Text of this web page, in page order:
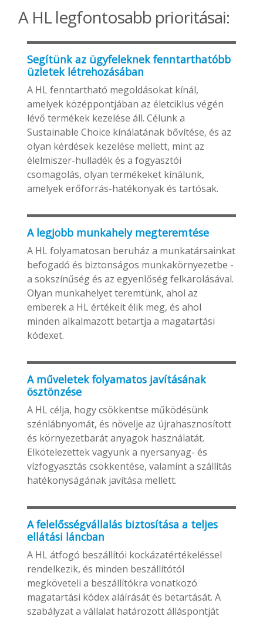
A HL legfontosabb prioritásai:
Segítünk az ügyfeleknek fenntarthatóbb
üzletek létrehozásában
A HL fenntartható megoldásokat kínál,
amelyek középpontjában az életciklus végén
lévő termékek kezelése áll. Célunk a
Sustainable Choice kínálatának bővítése, és az
olyan kérdések kezelése mellett, mint az
élelmiszer-hulladék és a fogyasztói
csomagolás, olyan termékeket kínálunk,
amelyek erőforrás-hatékonyak és tartósak.
A legjobb munkahely megteremtése
A HL folyamatosan beruház a munkatársainkat
befogadó és biztonságos munkakörnyezetbe -
a sokszínűség és az egyenlőség felkarolásával.
Olyan munkahelyet teremtünk, ahol az
emberek a HL értékeit élik meg, és ahol
minden alkalmazott betartja a magatartási
kódexet.
A műveletek folyamatos javításának
ösztönzése
A HL célja, hogy csökkentse működésünk
szénlábnyomát, és növelje az újrahasznosított
és környezetbarát anyagok használatát.
Elkötelezettek vagyunk a nyersanyag- és
vízfogyasztás csökkentése, valamint a szállítás
hatékonyságának javítása mellett.
A felelősségvállalás biztosítása a teljes
ellátási láncban
A HL átfogó beszállítói kockázatértékeléssel
rendelkezik, és minden beszállítótól
megköveteli a beszállítókra vonatkozó
magatartási kódex aláírását és betartását. A
szabályzat a vállalat határozott álláspontját